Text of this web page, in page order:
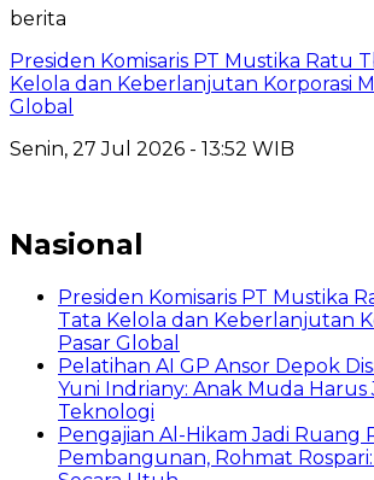
berita
Presiden Komisaris PT Mustika Ratu
Kelola dan Keberlanjutan Korporasi
Global
Senin, 27 Jul 2026 - 13:52 WIB
Nasional
Presiden Komisaris PT Mustika
Tata Kelola dan Keberlanjutan
Pasar Global
Pelatihan AI GP Ansor Depok
Yuni Indriany: Anak Muda Harus
Teknologi
Pengajian Al-Hikam Jadi Ruang
Pembangunan, Rohmat